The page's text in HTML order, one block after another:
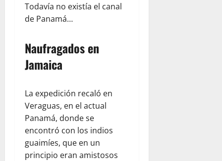
Todavía no existía el canal
de Panamá…
Naufragados en
Jamaica
La expedición recaló en
Veraguas, en el actual
Panamá, donde se
encontró con los indios
guaimíes, que en un
principio eran amistosos